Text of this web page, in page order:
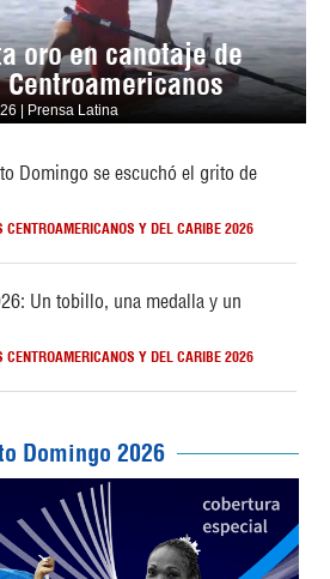
oro en canotaje de
| Prensa Latina
Domingo se escuchó el grito de
CENTROAMERICANOS Y DEL CARIBE 2026
Un tobillo, una medalla y un
CENTROAMERICANOS Y DEL CARIBE 2026
Domingo 2026